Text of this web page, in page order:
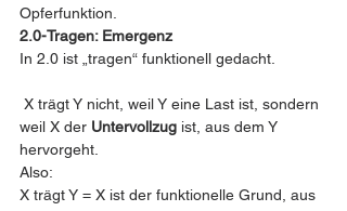
Opferfunktion.
2.0-Tragen: Emergenz
In 2.0 ist „tragen“ funktionell gedacht.
X trägt Y nicht, weil Y eine Last ist, sondern
weil X der Untervollzug ist, aus dem Y
hervorgeht.
Also:
X trägt Y = X ist der funktionelle Grund, aus